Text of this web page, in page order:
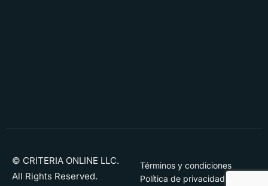
© CRITERIA ONLINE LLC.
All Rights Reserved.
Términos y condiciones
Política de privacidad